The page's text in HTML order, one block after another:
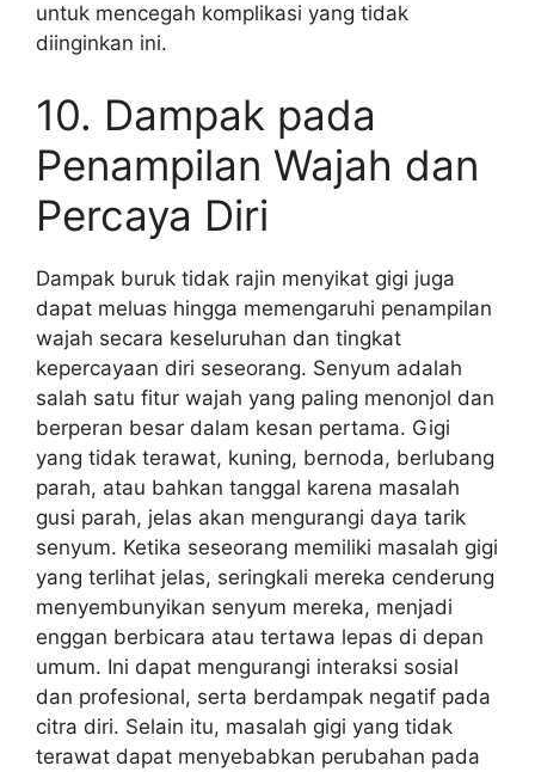
untuk mencegah komplikasi yang tidak
diinginkan ini.
10. Dampak pada
Penampilan Wajah dan
Percaya Diri
Dampak buruk tidak rajin menyikat gigi juga
dapat meluas hingga memengaruhi penampilan
wajah secara keseluruhan dan tingkat
kepercayaan diri seseorang. Senyum adalah
salah satu fitur wajah yang paling menonjol dan
berperan besar dalam kesan pertama. Gigi
yang tidak terawat, kuning, bernoda, berlubang
parah, atau bahkan tanggal karena masalah
gusi parah, jelas akan mengurangi daya tarik
senyum. Ketika seseorang memiliki masalah gigi
yang terlihat jelas, seringkali mereka cenderung
menyembunyikan senyum mereka, menjadi
enggan berbicara atau tertawa lepas di depan
umum. Ini dapat mengurangi interaksi sosial
dan profesional, serta berdampak negatif pada
citra diri. Selain itu, masalah gigi yang tidak
terawat dapat menyebabkan perubahan pada